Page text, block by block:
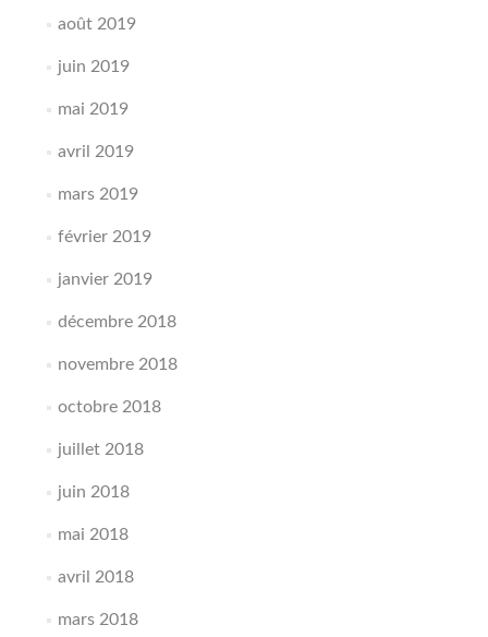
août 2019
juin 2019
mai 2019
avril 2019
mars 2019
février 2019
janvier 2019
décembre 2018
novembre 2018
octobre 2018
juillet 2018
juin 2018
mai 2018
avril 2018
mars 2018